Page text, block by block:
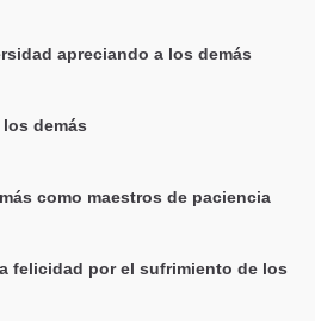
apreciando a los demás
demás
como maestros de paciencia
felicidad por el sufrimiento de los